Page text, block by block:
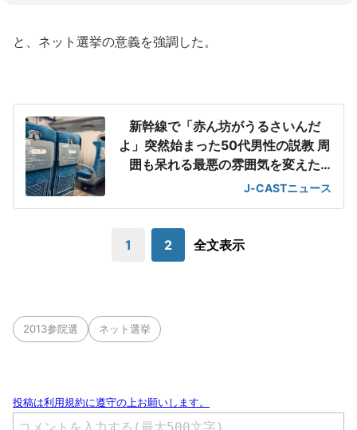
と、ネット選挙の意義を強調した。
新幹線で「赤ん坊がうるさいんだ
よ」突然始まった50代男性の説教 周
囲も呆れる最悪の雰囲気を変えた
「一喝」J-CASTニュース
1 2 全文表示
2013参院選 ネット選挙